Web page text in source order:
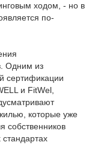
ходом, - но в
по-
Одним из
сертификации
и FitWel,
которые уже
собственников